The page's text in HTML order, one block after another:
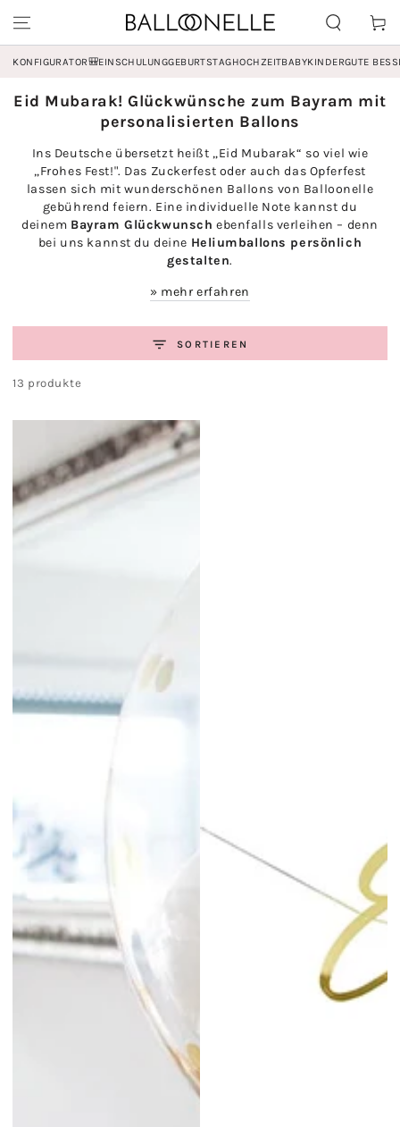
SPRINGEN
KONFIGURATOR🎒EINSCHULUNGGEBURTSTAGHOCHZEITBABYKINDERGUTE
Kollektion:
Eid Mubarak! Glückwünsche zum Bayram mit
personalisierten Ballons
Ins Deutsche übersetzt heißt „Eid Mubarak“ so viel wie
„Frohes Fest!". Das Zuckerfest oder auch das Opferfest
lassen sich mit wunderschönen Ballons von Balloonelle
gebührend feiern. Eine individuelle Note kannst du
deinem Bayram Glückwunsch ebenfalls verleihen – denn
bei uns kannst du deine Heliumballons persönlich
gestalten.
» mehr erfahren
SORTIEREN
13 produkte